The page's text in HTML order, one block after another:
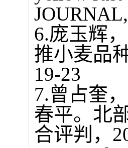
6.庞玉辉
推小麦品
19-23
7.曾占奎
春平。北
合评判，